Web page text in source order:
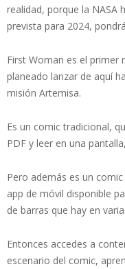
realidad, porque la NASA
prevista para 2024,
First Woman es el primer
planeado lanzar de aquí
misión Artemisa.
Es un comic tradicional,
PDF y leer en una
Pero además es un
app de móvil disponible
de barras que hay en
Entonces accedes a
escenario del comic,